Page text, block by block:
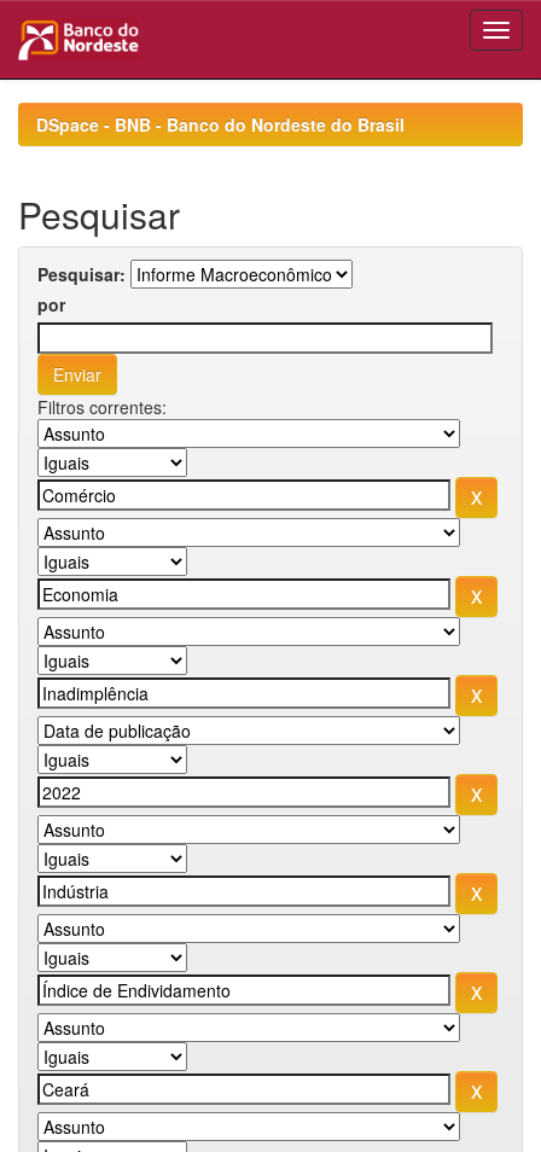
navigationDSpace - BNB - Banco do Nordeste do Brasil
Pesquisar
Pesquisar:
por
Filtros correntes: